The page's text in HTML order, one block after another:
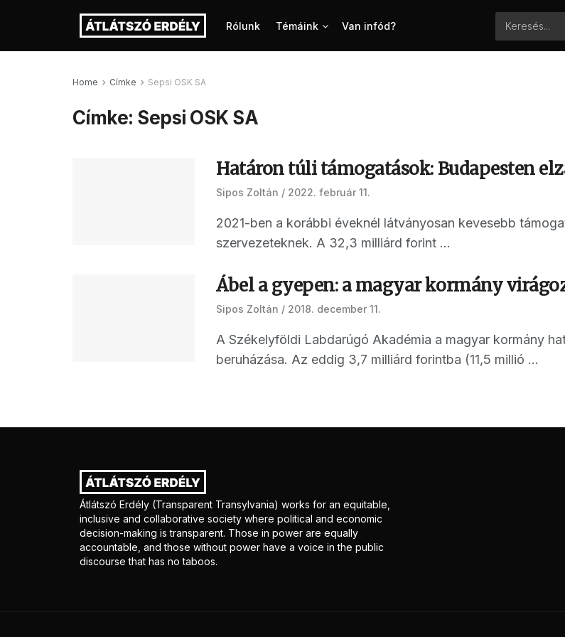
Rólunk Témáink Van infód?
Home Címke Sepsi OSK SA
Címke: Sepsi OSK SA
Határon túli támogatások: Budapesten
Sipos Zoltán 2022. február 11.
2021-ben a korábbi éveknél látványosan kevesebb
szervezeteknek. A 32,3 milliárd forint ...
Ábel a gyepen: a magyar kormány
Sipos Zoltán 2018. december 11.
A Székelyföldi Labdarúgó Akadémia a magyar kormány
beruházása. Az eddig 3,7 milliárd forintba (11,5 millió ...
Átlátszó Erdély (Transparent Transylvania) works for an equitable,
inclusive and collaborative society where political and economic
decision-making is transparent. Those in power are equally
accountable, and those without power have a voice in the public
discourse that has no taboos.